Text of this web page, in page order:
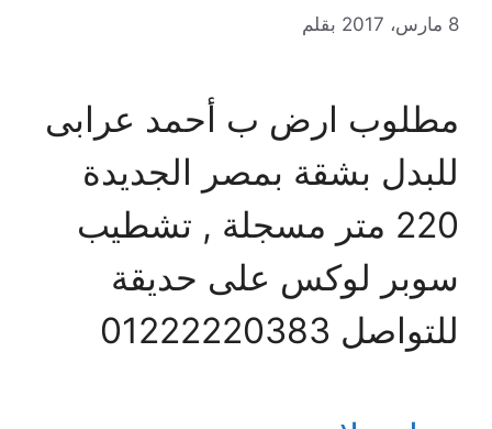
8 مارس، 2017 بقلم
مطلوب ارض ب أحمد عرابى
للبدل بشقة بمصر الجديدة
220 متر مسجلة , تشطيب
سوبر لوكس على حديقة
للتواصل 01222220383